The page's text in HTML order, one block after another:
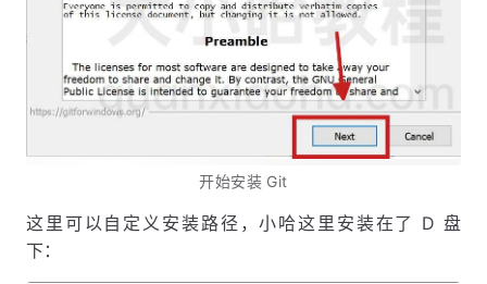
开始安装 Git
这里可以自定义安装路径，小哈这里安装在了 D 盘
下：